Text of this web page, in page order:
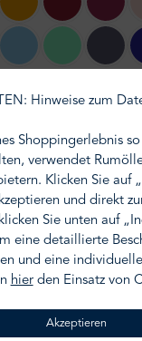
106 sonne132 karminrot
127
202 hellblau198 türkis 205
Hinweise zum
Shoppingerlebnis
verwendet
Klicken Sie auf
und direkt
Sie unten auf
eine detaillierte
und eine
hierden Einsatz von
Akzeptieren